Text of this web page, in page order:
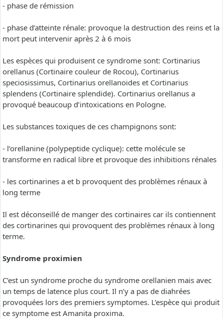
- phase de rémission
- phase d’atteinte rénale: provoque la destruction des reins et la
mort peut intervenir après 2 à 6 mois
Les espèces qui produisent ce syndrome sont: Cortinarius
orellanus (Cortinaire couleur de Rocou), Cortinarius
speciosissimus, Cortinarius orellanoides et Cortinarius
splendens (Cortinaire splendide). Cortinarius orellanus a
provoqué beaucoup d’intoxications en Pologne.
Les substances toxiques de ces champignons sont:
- l’orellanine (polypeptide cyclique): cette molécule se
transforme en radical libre et provoque des inhibitions rénales
- les cortinarines a et b provoquent des problèmes rénaux à
long terme
Il est déconseillé de manger des cortinaires car ils contiennent
des cortinarines qui provoquent des problèmes rénaux à long
terme.
Syndrome proximien
C’est un syndrome proche du syndrome orellanien mais avec
un temps de latence plus court. Il n’y a pas de diahrées
provoquées lors des premiers symptomes. L’espèce qui produit
ce symptome est Amanita proxima.